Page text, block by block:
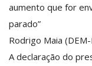
aumento que for
parado”
Rodrigo Maia
A declaração do